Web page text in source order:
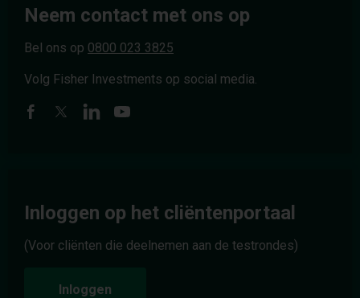
Neem contact met ons op
Bel ons op 0800 023 3825
Volg Fisher Investments op social media.
Inloggen op het cliëntenportaal
(Voor cliënten die deelnemen aan de testrondes)
Inloggen